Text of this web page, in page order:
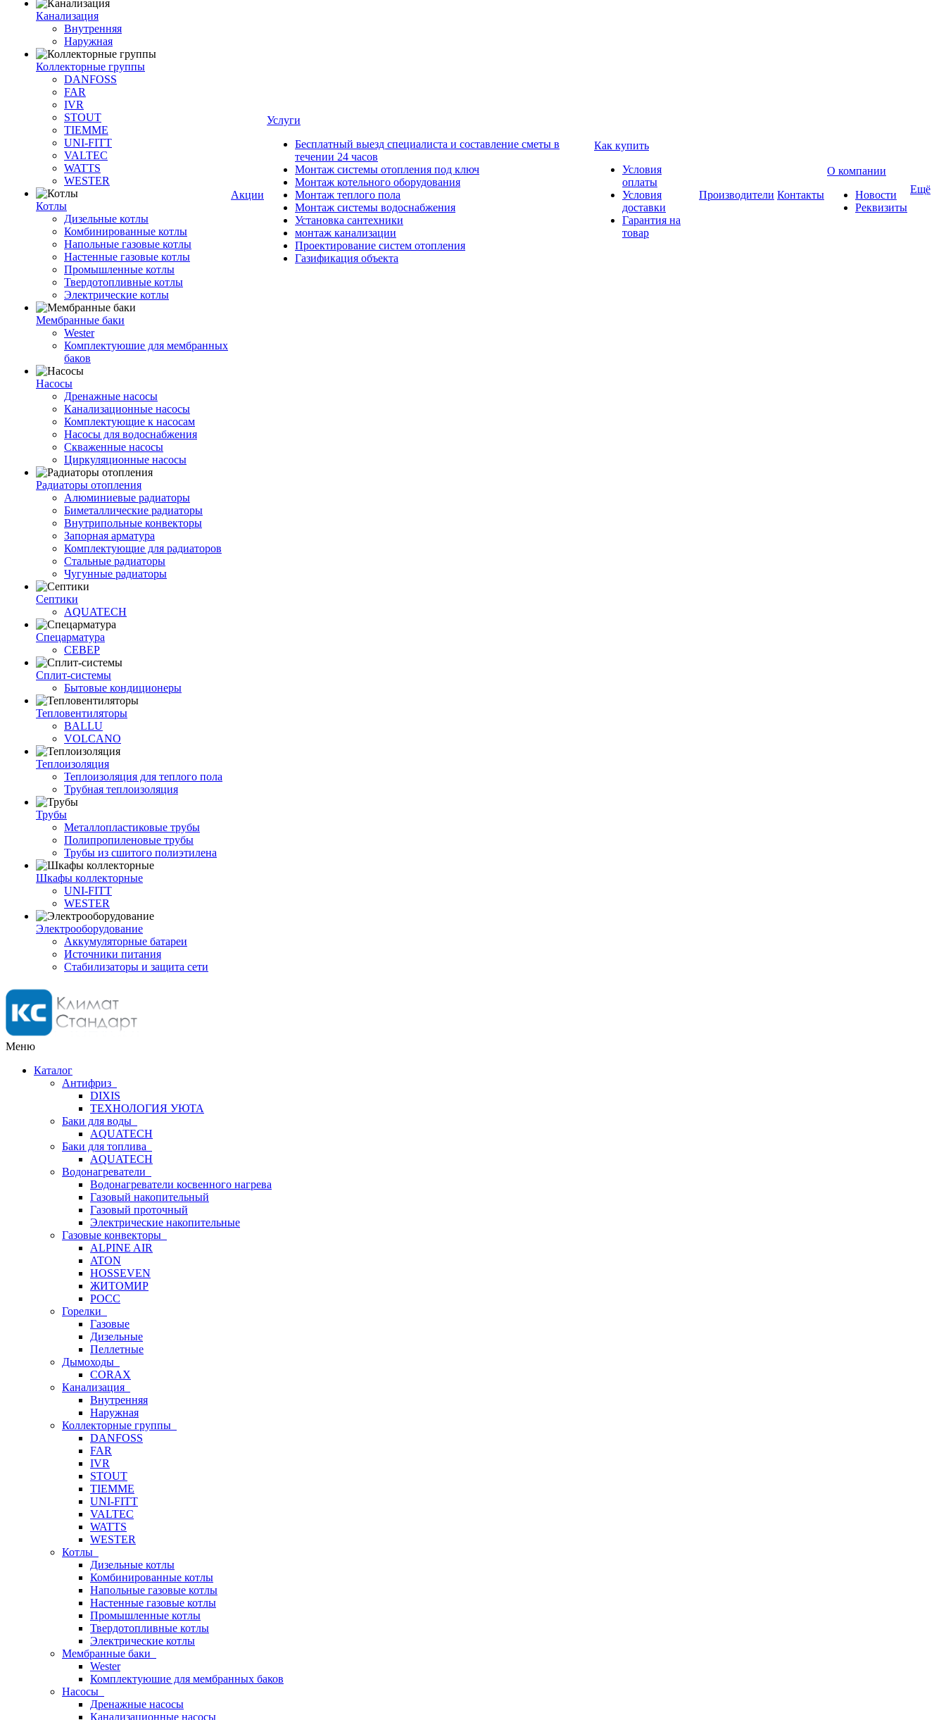
Канализация
Внутренняя
Наружная
Коллекторные группы
DANFOSS
FAR
IVR
STOUT
TIEMME
UNI-FITT
VALTEC
WATTS
WESTER
Котлы
Дизельные котлы
Комбинированные котлы
Напольные газовые котлы
Настенные газовые котлы
Промышленные котлы
Твердотопливные котлы
Электрические котлы
Мембранные баки
Wester
Комплектуюшие для мембранных
баков
Насосы
Дренажные насосы
Канализационные насосы
Комплектующие к насосам
Насосы для водоснабжения
Скваженные насосы
Циркуляционные насосы
Радиаторы отопления
Алюминиевые радиаторы
Биметаллические радиаторы
Внутрипольные конвекторы
Запорная арматура
Комплектующие для радиаторов
Стальные радиаторы
Чугунные радиаторы
Септики
AQUATECH
Спецарматура
СЕВЕР
Сплит-системы
Бытовые кондиционеры
Тепловентиляторы
BALLU
VOLCANO
Теплоизоляция
Теплоизоляция для теплого пола
Трубная теплоизоляция
Трубы
Металлопластиковые трубы
Полипропиленовые трубы
Трубы из сшитого полиэтилена
Шкафы коллекторные
UNI-FITT
WESTER
Электрооборудование
Аккумуляторные батареи
Источники питания
Стабилизаторы и защита сети
Акции
Услуги
Бесплатный выезд специалиста и составление сметы в
течении 24 часов
Монтаж системы отопления под ключ
Монтаж котельного оборудования
Монтаж теплого пола
Монтаж системы водоснабжения
Установка сантехники
монтаж канализации
Проектирование систем отопления
Газификация объекта
Как купить
Условия
оплаты
Условия
доставки
Гарантия на
товар
Производители Контакты
О компании
Новости
Реквизиты
Ещё
Меню
Каталог
Антифриз
DIXIS
ТЕХНОЛОГИЯ УЮТА
Баки для воды
AQUATECH
Баки для топлива
AQUATECH
Водонагреватели
Водонагреватели косвенного нагрева
Газовый накопительный
Газовый проточный
Электрические накопительные
Газовые конвекторы
ALPINE AIR
ATON
HOSSEVEN
ЖИТОМИР
РОСС
Горелки
Газовые
Дизельные
Пеллетные
Дымоходы
CORAX
Канализация
Внутренняя
Наружная
Коллекторные группы
DANFOSS
FAR
IVR
STOUT
TIEMME
UNI-FITT
VALTEC
WATTS
WESTER
Котлы
Дизельные котлы
Комбинированные котлы
Напольные газовые котлы
Настенные газовые котлы
Промышленные котлы
Твердотопливные котлы
Электрические котлы
Мембранные баки
Wester
Комплектуюшие для мембранных баков
Насосы
Дренажные насосы
Канализационные насосы